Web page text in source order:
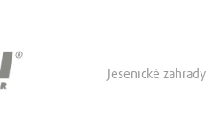
Jesenické zahrady